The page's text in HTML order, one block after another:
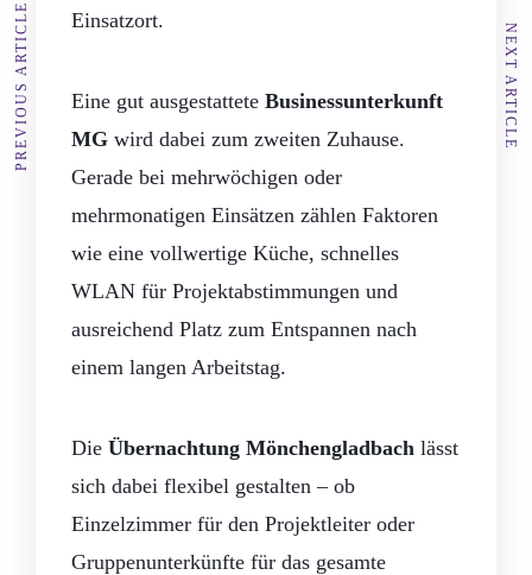
Einsatzort.
Eine gut ausgestattete Businessunterkunft
MG wird dabei zum zweiten Zuhause.
Gerade bei mehrwöchigen oder
mehrmonatigen Einsätzen zählen Faktoren
wie eine vollwertige Küche, schnelles
WLAN für Projektabstimmungen und
ausreichend Platz zum Entspannen nach
einem langen Arbeitstag.
Die Übernachtung Mönchengladbach lässt
sich dabei flexibel gestalten – ob
Einzelzimmer für den Projektleiter oder
Gruppenunterkünfte für das gesamte
PREVIOUS ARTICLE NEXT ARTICLE